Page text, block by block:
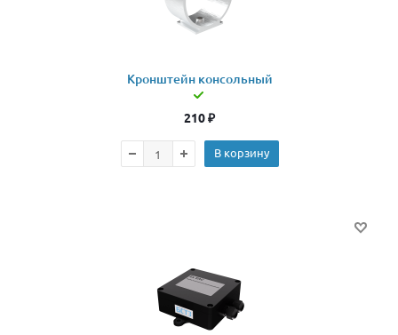
Кронштейн консольный
210₽
В корзину